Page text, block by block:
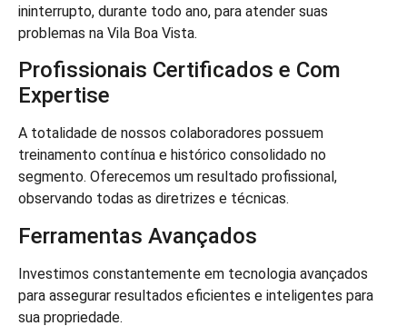
ininterrupto, durante todo ano, para atender suas
problemas na Vila Boa Vista.
Profissionais Certificados e Com
Expertise
A totalidade de nossos colaboradores possuem
treinamento contínua e histórico consolidado no
segmento. Oferecemos um resultado profissional,
observando todas as diretrizes e técnicas.
Ferramentas Avançados
Investimos constantemente em tecnologia avançados
para assegurar resultados eficientes e inteligentes para
sua propriedade.